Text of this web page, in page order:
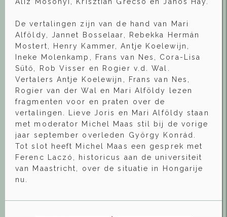
Aliz Mosonyi, Krisztián Grecsó en János Háy.
De vertalingen zijn van de hand van Mari
Alföldy, Jannet Bosselaar, Rebekka Hermán
Mostert, Henry Kammer, Antje Koelewijn,
Ineke Molenkamp, Frans van Nes, Cora-Lisa
Sütő, Rob Visser en Rogier v.d. Wal.
Vertalers Antje Koelewijn, Frans van Nes,
Rogier van der Wal en Mari Alföldy lezen
fragmenten voor en praten over de
vertalingen. Lieve Joris en Mari Alföldy staan
met moderator Michel Maas stil bij de vorige
jaar september overleden György Konrád.
Tot slot heeft Michel Maas een gesprek met
Ferenc Laczó, historicus aan de universiteit
van Maastricht, over de situatie in Hongarije
nu.